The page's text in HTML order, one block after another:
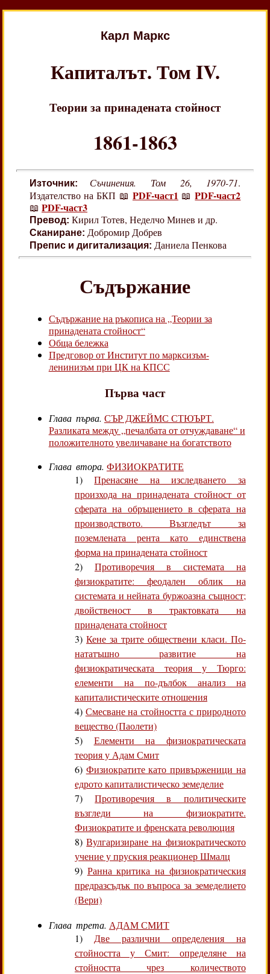
Карл Маркс
Капиталът. Том IV.
Теории за принадената стойност
1861-1863
Източник: Съчинения. Том 26, 1970-71.
Издателство на БКП 📖 PDF-част1 📖PDF-част2
📖PDF-част3
Превод: Кирил Тотев, Неделчо Минев и др.
Сканиране: Добромир Добрев
Препис и дигитализация: Даниела Пенкова
Съдържание
Съдържание на ръкописа на „Теории за
принадената стойност“
Обща бележка
Предговор от Институт по марксизъм-
ленинизъм при ЦК на КПСС
Първа част
Глава първа. СЪР ДЖЕЙМС СТЮЪРТ.
Разликата между „печалбата от отчуждаване“ и
положителното увеличаване на богатството
Глава втора. ФИЗИОКРАТИТЕ
1)Пренасяне на изследването за
произхода на принадената стойност от
сферата на обръщението в сферата на
производството. Възгледът за
поземлената рента като единствена
форма на принадената стойност
2) Противоречия в системата на
физиократите: феодален облик на
системата и нейната буржоазна същност;
двойственост в трактовката на
принадената стойност
3)Кене за трите обществени класи. По-
нататъшно развитие на
физиократическата теория у Тюрго:
елементи на по-дълбок анализ на
капиталистическите отношения
4) Смесване на стойността с природното
вещество (Паолети)
5) Елементи на физиократическата
теория у Адам Смит
6) Физиократите като привърженици на
едрото капиталистическо земеделие
7)Противоречия в политическите
възгледи на физиократите.
Физиократите и френската революция
8)Вулгаризиране на физиократическото
учение у пруския реакционер Шмалц
9) Ранна критика на физиократическия
предразсъдък по въпроса за земеделието
(Вери)
Глава трета. АДАМ СМИТ
1) Две различни определения на
стойността у Смит: определяне на
стойността чрез количеството